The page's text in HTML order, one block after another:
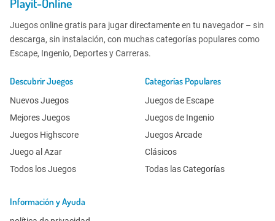
Juegos online gratis para jugar directamente en tu navegador – sin
descarga, sin instalación, con muchas categorías populares como
Escape, Ingenio, Deportes y Carreras.
Descubrir Juegos
Nuevos Juegos
Mejores Juegos
Juegos Highscore
Juego al Azar
Todos los Juegos
Categorías Populares
Juegos de Escape
Juegos de Ingenio
Juegos Arcade
Clásicos
Todas las Categorías
Información y Ayuda